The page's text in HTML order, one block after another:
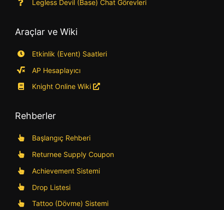
Legless Devil (Base) Chat Görevleri
Araçlar ve Wiki
Etkinlik (Event) Saatleri
AP Hesaplayıcı
Knight Online Wiki
Rehberler
Başlangıç Rehberi
Returnee Supply Coupon
Achievement Sistemi
Drop Listesi
Tattoo (Dövme) Sistemi